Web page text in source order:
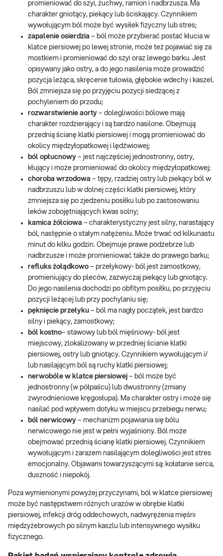
promieniować do szyi, żuchwy, ramion i nadbrzusza. Ma
charakter gniotący, piekący lub ściskający. Czynnikiem
wywołującym ból może być wysiłek fizyczny lub stres;
zapalenie osierdzia – ból może przybierać postać kłucia w
klatce piersiowej po lewej stronie, może też pojawiać się za
mostkiem i promieniować do szyi oraz lewego barku. Jest
opisywany jako ostry, a do jego nasilenia może prowadzić
pozycja leżąca, skręcenie tułowia, głębokie wdechy i kaszel.
Ból zmniejsza się po przyjęciu pozycji siedzącej z
pochyleniem do przodu;
rozwarstwienie aorty – dolegliwości bólowe mają
charakter rozdzierający i są bardzo nasilone. Obejmują
przednią ścianę klatki piersiowej i mogą promieniować do
okolicy międzyłopatkowej i lędźwiowej;
ból opłucnowy – jest najczęściej jednostronny, ostry,
kłujący i może promieniować do okolicy międzyłopatkowej;
choroba wrzodowa – tępy, rzadziej ostry lub piekący ból w
nadbrzuszu lub w dolnej części klatki piersiowej, który
zmniejsza się po zjedzeniu posiłku lub po zastosowaniu
leków zobojętniających kwas solny;
kamica żółciowa – charakterystyczny jest silny, narastający
ból, następnie o stałym natężeniu. Może trwać od kilkunastu
minut do kilku godzin. Obejmuje prawe podżebrze lub
nadbrzusze i może promieniować także do prawego barku;
refluks żołądkowo – przełykowy- ból jest zamostkowy,
promieniujący do pleców, zazwyczaj piekący lub gniotący.
Do jego nasilenia dochodzi po obfitym posiłku, po przyjęciu
pozycji leżącej lub przy pochylaniu się;
pęknięcie przełyku – ból ma nagły początek, jest bardzo
silny i piekący, zamostkowy;
ból kostno– stawowy lub ból mięśniowy- ból jest
miejscowy, zlokalizowany w przedniej ścianie klatki
piersiowej, ostry lub gniotący. Czynnikiem wywołującym i/
lub nasilającym ból są ruchy klatki piersiowej;
nerwobóle w klatce piersiowej – ból może być
jednostronny (w półpaścu) lub dwustronny (zmiany
zwyrodnieniowe kręgosłupa). Ma charakter ostry i może się
nasilać pod wpływem dotyku w miejscu przebiegu nerwu;
ból nerwicowy – mechanizm pojawiania się bólu
nerwicowego nie jest w pełni wyjaśniony. Ból może
obejmować przednią ścianę klatki piersiowej. Czynnikiem
wywołującym i zarazem nasilającym dolegliwości jest stres
emocjonalny. Objawami towarzyszącymi są: kołatanie serca,
duszność i niepokój.
Poza wymienionymi powyżej przyczynami, ból w klatce piersiowej
może być następstwem różnych urazów w obrębie klatki
piersiowej, infekcji dróg oddechowych, nadwyrężenia mięśni
międzyżebrowych po silnym kaszlu lub intensywnego wysiłku
fizycznego.